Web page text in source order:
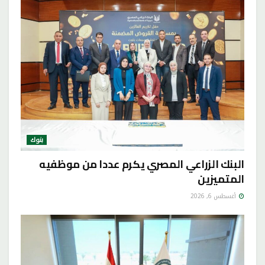
بنوك
البنك الزراعي المصري يكرم عددا من موظفيه
المتميزين
أغسطس 6, 2026